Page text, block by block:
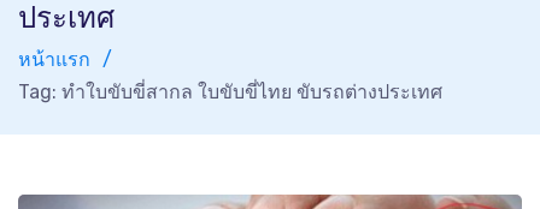
ประเทศ
หน้าแรก
Tag: ทำใบขับขี่สากล ใบขับขี่ไทย ขับรถต่างประเทศ